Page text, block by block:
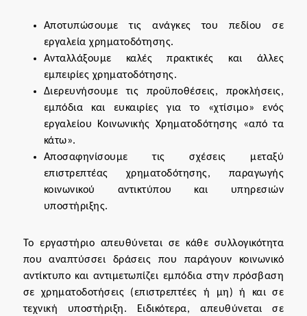
Αποτυπώσουμε τις ανάγκες του πεδίου σε
εργαλεία χρηματοδότησης.
Ανταλλάξουμε καλές πρακτικές και άλλες
εμπειρίες χρηματοδότησης.
Διερευνήσουμε τις προϋποθέσεις, προκλήσεις,
εμπόδια και ευκαιρίες για το «χτίσιμο» ενός
εργαλείου Κοινωνικής Χρηματοδότησης «από τα
κάτω».
Αποσαφηνίσουμε τις σχέσεις μεταξύ
επιστρεπτέας χρηματοδότησης, παραγωγής
κοινωνικού αντικτύπου και υπηρεσιών
υποστήριξης.
Το εργαστήριο απευθύνεται σε κάθε συλλογικότητα
που αναπτύσσει δράσεις που παράγουν κοινωνικό
αντίκτυπο και αντιμετωπίζει εμπόδια στην πρόσβαση
σε χρηματοδοτήσεις (επιστρεπτέες ή μη) ή και σε
τεχνική υποστήριξη. Ειδικότερα, απευθύνεται σε